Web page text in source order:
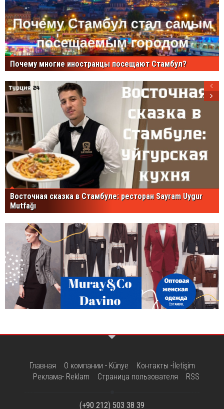
Почему многие иностранцы посещают Стамбул?
Восточная сказка в Стамбуле: ресторан Sayram Uygur
Mutfağı
Главная О компании - Künye
Контакты -İletişim
Реклама- Reklam
Страница пользователя RSS
(+90 212) 503 38 39